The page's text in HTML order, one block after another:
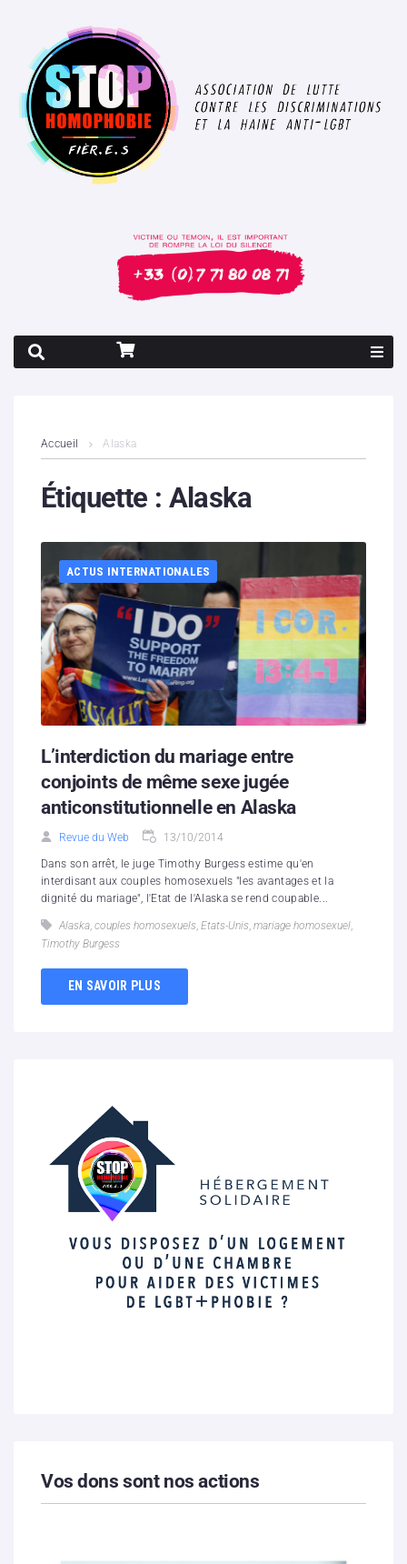
Contenus litigieux
Boutique
Partenaires
Contacts
Hébergement solidaire
Accueil Alaska
Étiquette : Alaska
ACTUS INTERNATIONALES
L’interdiction du mariage entre
conjoints de même sexe jugée
anticonstitutionnelle en Alaska
Revue du Web 13/10/2014
Dans son arrêt, le juge Timothy Burgess estime qu'en
interdisant aux couples homosexuels "les avantages et la
dignité du mariage", l'Etat de l'Alaska se rend coupable...
Alaska couples homosexuels Etats-Unis mariage homosexuel
Timothy Burgess
EN SAVOIR PLUS
Vos dons sont nos actions